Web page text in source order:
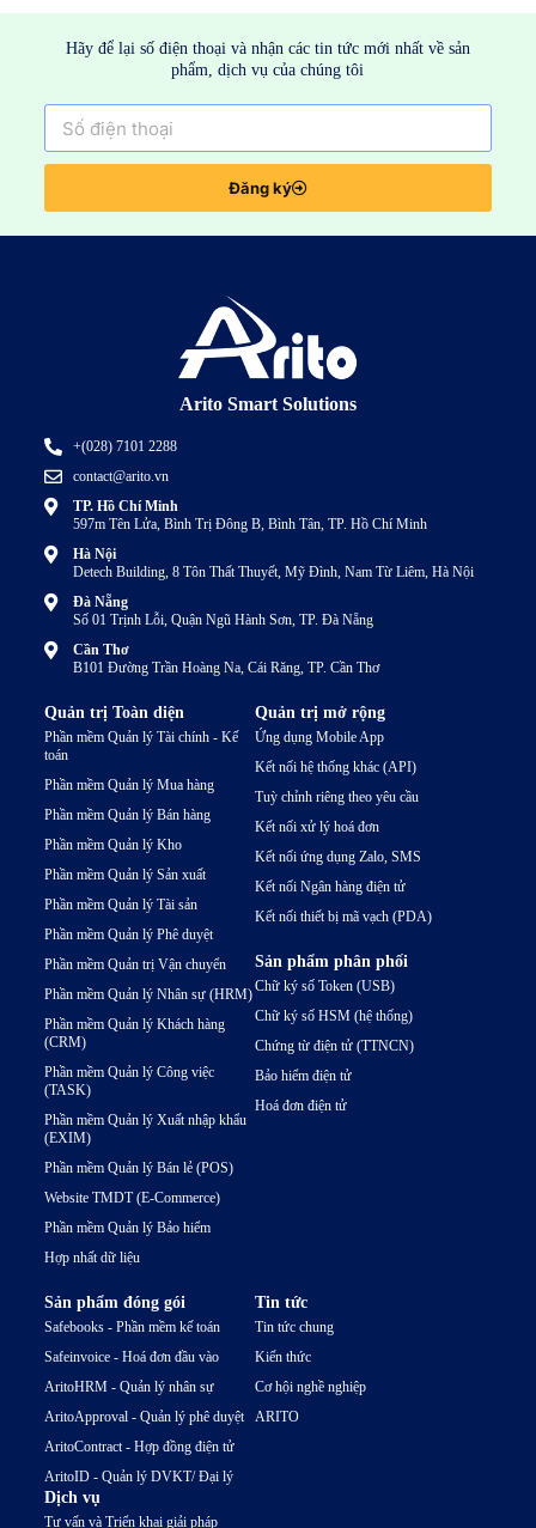
Hãy để lại số điện thoại và nhận các tin tức mới nhất về sản
phẩm, dịch vụ của chúng tôi
Đăng ký
Arito Smart Solutions
+(028) 7101 2288
contact@arito.vn
TP. Hồ Chí Minh
597m Tên Lửa, Bình Trị Đông B, Bình Tân, TP. Hồ Chí Minh
Hà Nội
Detech Building, 8 Tôn Thất Thuyết, Mỹ Đình, Nam Từ Liêm, Hà Nội
Đà Nẵng
Số 01 Trịnh Lỗi, Quận Ngũ Hành Sơn, TP. Đà Nẵng
Cần Thơ
B101 Đường Trần Hoàng Na, Cái Răng, TP. Cần Thơ
Quản trị Toàn diện
Phần mềm Quản lý Tài chính - Kế
toán
Phần mềm Quản lý Mua hàng
Phần mềm Quản lý Bán hàng
Phần mềm Quản lý Kho
Phần mềm Quản lý Sản xuất
Phần mềm Quản lý Tài sản
Phần mềm Quản lý Phê duyệt
Phần mềm Quản trị Vận chuyển
Phần mềm Quản lý Nhân sự (HRM)
Phần mềm Quản lý Khách hàng
(CRM)
Phần mềm Quản lý Công việc
(TASK)
Phần mềm Quản lý Xuất nhập khẩu
(EXIM)
Phần mềm Quản lý Bán lẻ (POS)
Website TMDT (E-Commerce)
Phần mềm Quản lý Bảo hiểm
Hợp nhất dữ liệu
Quản trị mở rộng
Ứng dụng Mobile App
Kết nối hệ thống khác (API)
Tuỳ chỉnh riêng theo yêu cầu
Kết nối xử lý hoá đơn
Kết nối ứng dụng Zalo, SMS
Kết nối Ngân hàng điện tử
Kết nối thiết bị mã vạch (PDA)
Sản phẩm phân phối
Chữ ký số Token (USB)
Chữ ký số HSM (hệ thống)
Chứng từ điện tử (TTNCN)
Bảo hiểm điện tử
Hoá đơn điện tử
Sản phẩm đóng gói
Safebooks - Phần mềm kế toán
Safeinvoice - Hoá đơn đầu vào
AritoHRM - Quản lý nhân sự
AritoApproval - Quản lý phê duyệt
AritoContract - Hợp đồng điện tử
AritoID - Quản lý DVKT/ Đại lý
Dịch vụ
Tư vấn và Triển khai giải pháp
Tin tức
Tin tức chung
Kiến thức
Cơ hội nghề nghiệp
ARITO